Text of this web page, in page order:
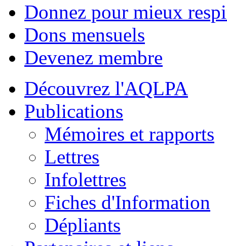
Donnez pour mieux
Dons mensuels
Devenez membre
Découvrez l'AQLPA
Publications
Mémoires et rapports
Lettres
Infolettres
Fiches d'Information
Dépliants